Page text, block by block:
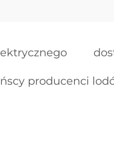
producenci